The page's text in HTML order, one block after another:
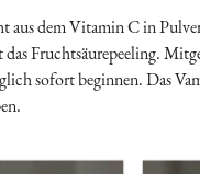
aus dem Vitamin C in
Fruchtsäurepeeling.
sofort beginnen. Das